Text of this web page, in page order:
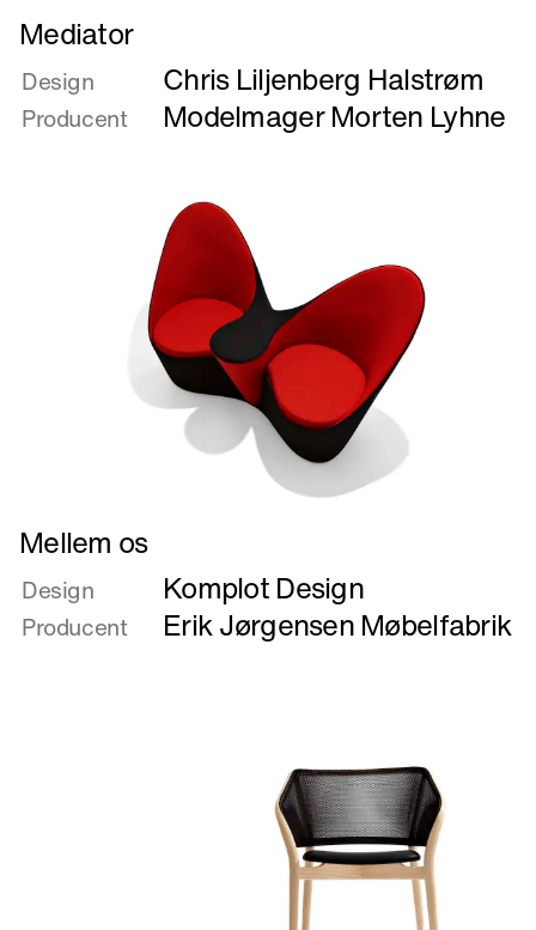
Læs
mere
om
Mediator
Mediator
Design Chris Liljenberg Halstrøm
Producent Modelmager Morten Lyhne
Læs
mere
om
Mellem
os
Mellem os
Design Komplot Design
Producent Erik Jørgensen Møbelfabrik